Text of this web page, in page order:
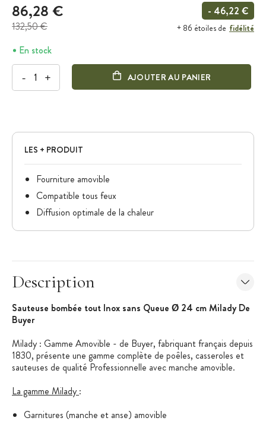
86,28 €
132,50 €
- 46,22 €
+ 86 étoiles de fidélité
En stock
- + AJOUTER AU PANIER
LES + PRODUIT
Fourniture amovible
Compatible tous feux
Diffusion optimale de la chaleur
Description
Sauteuse bombée tout Inox sans Queue Ø 24 cm Milady De
Buyer
Milady : Gamme Amovible - de Buyer, fabriquant français depuis
1830, présente une gamme complète de poêles, casseroles et
sauteuses de qualité Professionnelle avec manche amovible.
La gamme Milady :
Garnitures (manche et anse) amovible